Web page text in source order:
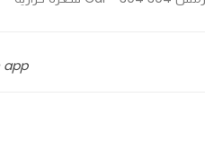
app